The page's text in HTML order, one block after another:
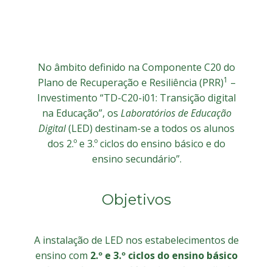
No âmbito definido na Componente C20 do
Plano de Recuperação e Resiliência (PRR)1 –
Investimento “TD-C20-i01: Transição digital
na Educação”, os Laboratórios de Educação
Digital(LED) destinam-se a todos os alunos
dos 2.º e 3.º ciclos do ensino básico e do
ensino secundário”.
Objetivos
A instalação de LED nos estabelecimentos de
ensino com 2.º e 3.º ciclos do ensino básico